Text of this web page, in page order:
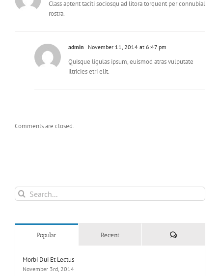
Class aptent taciti sociosqu ad litora torquent per connubial
rostra.
admin November 11, 2014 at 6:47 pm
Quisque ligulas ipsum, euismod atras vulputate
iltricies etri elit.
Comments are closed.
Search
for:
Popular Recent Comments
Morbi Dui Et Lectus
November 3rd, 2014